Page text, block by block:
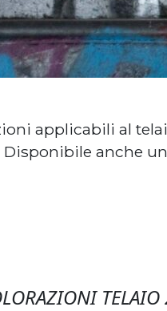
applicabili al
anche